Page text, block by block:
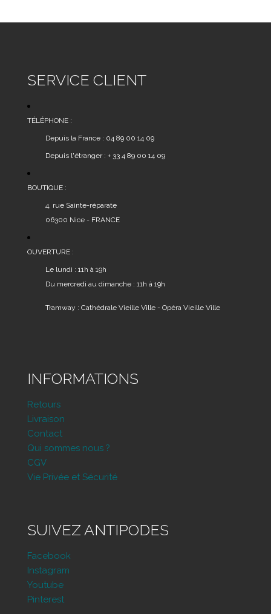
SERVICE CLIENT
TÉLÉPHONE :
Depuis la France : 04 89 00 14 09
Depuis l'étranger : + 33 4 89 00 14 09
BOUTIQUE :
4, rue Sainte-réparate
06300 Nice - FRANCE
OUVERTURE :
Le lundi : 11h à 19h
Du mercredi au dimanche : 11h à 19h
Tramway : Cathédrale Vieille Ville - Opéra Vieille Ville
INFORMATIONS
Retours
Livraison
Contact
Qui sommes nous ?
CGV
Vie Privée et Sécurité
SUIVEZ ANTIPODES
Facebook
Instagram
Youtube
Pinterest